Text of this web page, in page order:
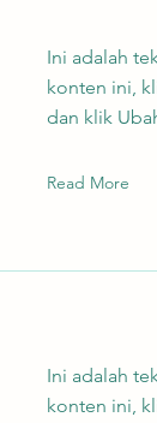
Ini adalah
konten ini,
dan klik
Read More
Ini adalah
konten ini,